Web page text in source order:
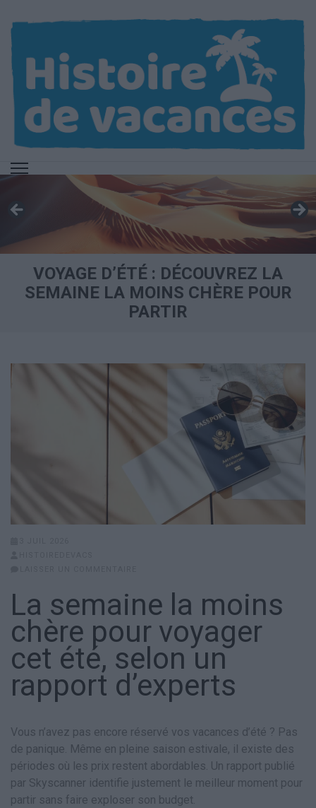
contenu
(Pressez
Entrée)
VOYAGE D’ÉTÉ : DÉCOUVREZ LA
SEMAINE LA MOINS CHÈRE POUR
PARTIR
La semaine la moins
chère pour voyager
cet été, selon un
rapport d’experts
Vous n’avez pas encore réservé vos vacances d’été ? Pas
de panique. Même en pleine saison estivale, il existe des
périodes où les prix restent abordables. Un rapport publié
par Skyscanner identifie justement le meilleur moment pour
partir sans faire exploser son budget.